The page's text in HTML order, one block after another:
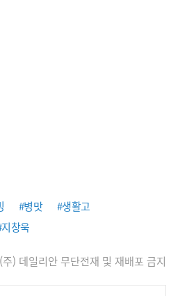
#병맛
#생활고
창욱
) 데일리안 무단전재 및 재배포 금지